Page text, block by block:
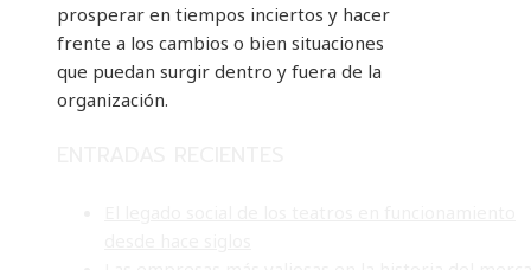
prosperar en tiempos inciertos y hacer
frente a los cambios o bien situaciones
que puedan surgir dentro y fuera de la
organización.